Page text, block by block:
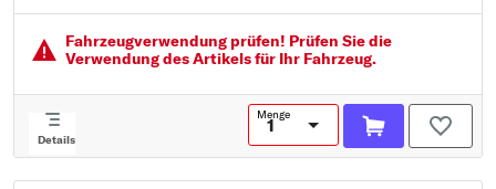
Ergänzungsartikel/Ergänzende Info: ohne Lampenträger
Fahrzeugver­wendung prüfen! Prüfen Sie die
Verwendung des Artikels für Ihr Fahrzeug.
Details
Menge